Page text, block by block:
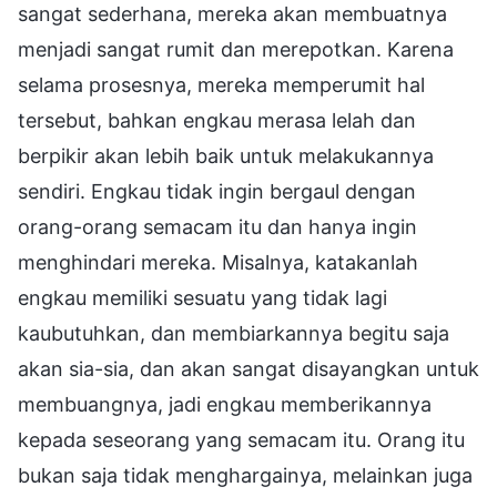
sangat sederhana, mereka akan membuatnya
menjadi sangat rumit dan merepotkan. Karena
selama prosesnya, mereka memperumit hal
tersebut, bahkan engkau merasa lelah dan
berpikir akan lebih baik untuk melakukannya
sendiri. Engkau tidak ingin bergaul dengan
orang-orang semacam itu dan hanya ingin
menghindari mereka. Misalnya, katakanlah
engkau memiliki sesuatu yang tidak lagi
kaubutuhkan, dan membiarkannya begitu saja
akan sia-sia, dan akan sangat disayangkan untuk
membuangnya, jadi engkau memberikannya
kepada seseorang yang semacam itu. Orang itu
bukan saja tidak menghargainya, melainkan juga